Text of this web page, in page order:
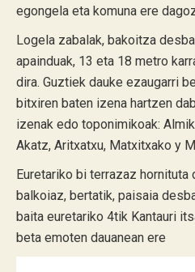
egongela eta komuna ere
Logela zabalak, bakoitza
apainduak, 13 eta 18 metro
dira. Guztiek dauke ezaugarri
bitxiren baten izena hartzen
izenak edo toponimikoak:
Akatz, Aritxatxu, Matxitxako y
Euretariko bi terrazaz
balkoiaz, bertatik, paisaia
baita euretariko 4tik Kantauri
beta emoten dauanean ere